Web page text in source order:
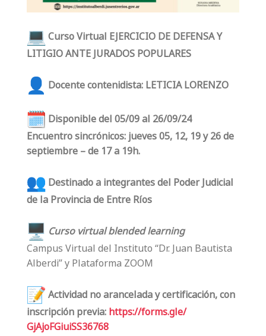
Curso Virtual EJERCICIO DE DEFENSA Y
LITIGIO ANTE JURADOS POPULARES
Docente contenidista: LETICIA LORENZO
Disponible del 05/09 al 26/09/24
Encuentro sincrónicos: jueves 05, 12, 19 y 26 de
septiembre – de 17 a 19h.
Destinado a integrantes del Poder Judicial
de la Provincia de Entre Ríos
Curso virtual blended learning
Campus Virtual del Instituto “Dr. Juan Bautista
Alberdi” y Plataforma ZOOM
Actividad no arancelada y certificación, con
inscripción previa:https://forms.gle/
GjAjoFGiuiSS36768